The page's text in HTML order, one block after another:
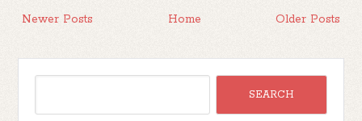
Newer Posts Older Posts
Home